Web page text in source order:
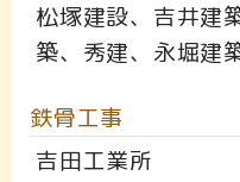
松塚建設、吉井建
築、秀建、永堀建
鉄骨工事
吉田工業所